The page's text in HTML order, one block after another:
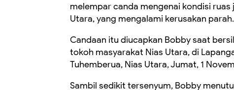
melempar canda mengenai kondisi ruas
Utara, yang mengalami kerusakan parah.
Candaan itu diucapkan Bobby saat
tokoh masyarakat Nias Utara, di
Tuhemberua, Nias Utara, Jumat, 1
Sambil sedikit tersenyum, Bobby